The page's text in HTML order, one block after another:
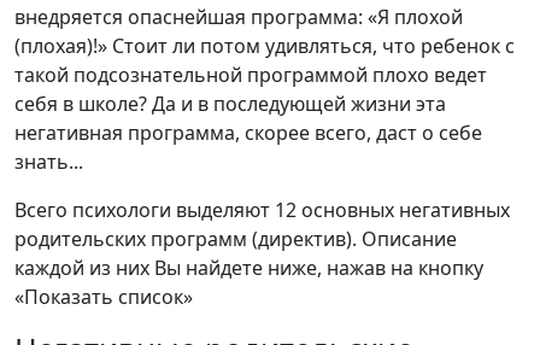
внедряется опаснейшая программа: «Я плохой
(плохая)!» Стоит ли потом удивляться, что ребенок с
такой подсознательной программой плохо ведет
себя в школе? Да и в последующей жизни эта
негативная программа, скорее всего, даст о себе
знать...
Всего психологи выделяют 12 основных негативных
родительских программ (директив). Описание
каждой из них Вы найдете ниже, нажав на кнопку
«Показать список»